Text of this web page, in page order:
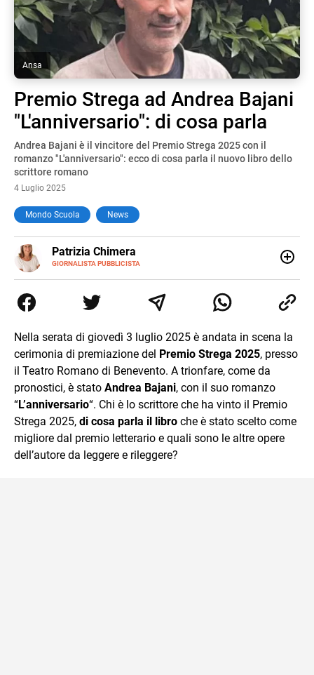
Ansa
Premio Strega ad Andrea Bajani
"L'anniversario": di cosa parla
Andrea Bajani è il vincitore del Premio Strega 2025 con il
romanzo "L'anniversario": ecco di cosa parla il nuovo libro dello
scrittore romano
4 Luglio 2025
Mondo Scuola News
Patrizia Chimera
GIORNALISTA PUBBLICISTA
E-
MAIL
LINKEDIN
collaborato con grandi gruppi editoriali e agenzie di
comunicazione specializzandosi nella scrittura di articoli
Nella serata di giovedì 3 luglio 2025 è andata in scena la
cerimonia di premiazione del Premio Strega 2025, presso
il Teatro Romano di Benevento. A trionfare, come da
pronostici, è stato Andrea Bajani, con il suo romanzo
“L’anniversario“. Chi è lo scrittore che ha vinto il Premio
Strega 2025, di cosa parla il libro che è stato scelto come
migliore dal premio letterario e quali sono le altre opere
dell’autore da leggere e rileggere?